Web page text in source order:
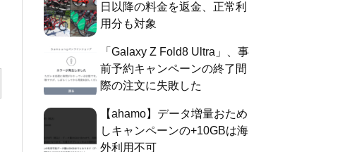
日以降の料金を返金、正常利
用分も対象
「Galaxy Z Fold8 Ultra」、事
前予約キャンペーンの終了間
際の注文に失敗した
【ahamo】データ増量おため
しキャンペーンの+10GBは海
外利用不可